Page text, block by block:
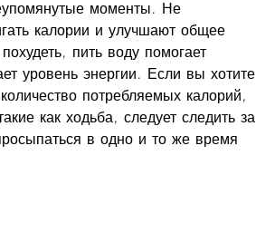
моменты. Не
калории и улучшают общее
пить воду помогает
уровень энергии. Если вы хотите
потребляемых калорий,
как ходьба, следует следить за
в одно и то же время